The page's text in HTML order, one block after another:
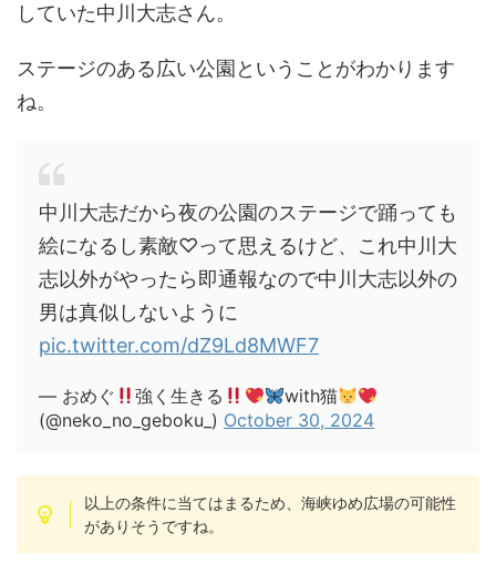
していた中川大志さん。
ステージのある広い公園ということがわかります
ね。
中川大志だから夜の公園のステージで踊っても
絵になるし素敵♡って思えるけど、これ中川大
志以外がやったら即通報なので中川大志以外の
男は真似しないように
pic.twitter.com/dZ9Ld8MWF7
— おめぐ 強く生きる
with猫
(@neko_no_geboku_) October 30, 2024
以上の条件に当てはまるため、海峡ゆめ広場の可能性
がありそうですね。